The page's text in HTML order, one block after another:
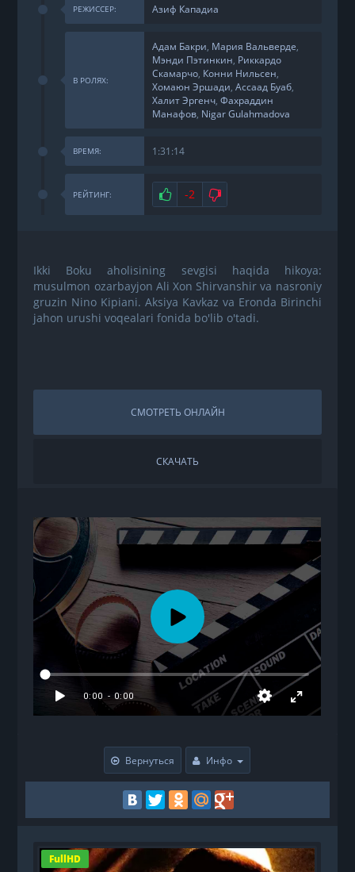
РЕЖИССЕР: Азиф Кападиа
В РОЛЯХ:
Адам Бакри, Мария Вальверде,
Мэнди Пэтинкин, Риккардо
Скамарчо, Конни Нильсен,
Хомаюн Эршади,Ассаад Буаб,
Халит Эргенч,Фахраддин
Манафов, Nigar Gulahmadova
ВРЕМЯ: 1:31:14
РЕЙТИНГ: Нравится
-2 Не нравится
Ikki Boku aholisining sevgisi haqida hikoya:
musulmon ozarbayjon Ali Xon Shirvanshir va nasroniy
gruzin Nino Kipiani. Aksiya Kavkaz va Eronda Birinchi
jahon urushi voqealari fonida bo'lib o'tadi.
СМОТРЕТЬ ОНЛАЙН
СКАЧАТЬ
Вернуться Инфо
FullHD